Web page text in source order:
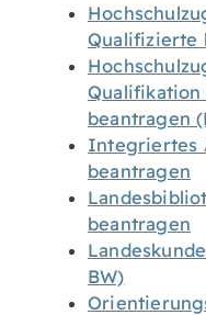
Qualifizierte
beantragen
Integriertes
beantragen
beantragen
BW)